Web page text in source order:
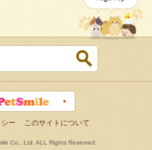
ー このサイトについて
Co., Ltd. ALL Rights Reserved.